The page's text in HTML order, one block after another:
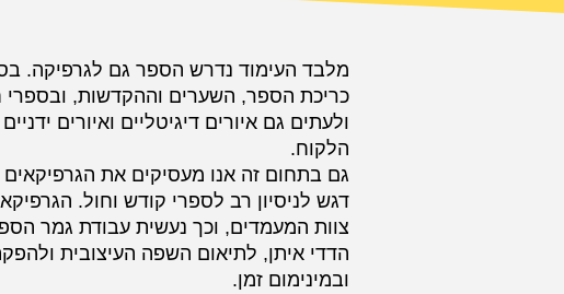
מלבד העימוד נדרש הספר גם לגרפיקה.
כריכת הספר, השערים וההקדשות, ובספרי
ולעתים גם איורים דיגיטליים ואיורים
הלקוח.
גם בתחום זה אנו מעסיקים את
דגש לניסיון רב לספרי קודש וחול.
צוות המעמדים, וכך נעשית עבודת גמר
הדדי איתן, לתיאום השפה העיצובית
ובמינימום זמן.